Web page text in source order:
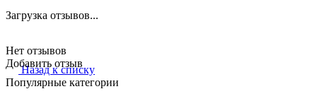
Загрузка отзывов...
Нет отзывов
Добавить отзыв
Назад к списку
Популярные категории